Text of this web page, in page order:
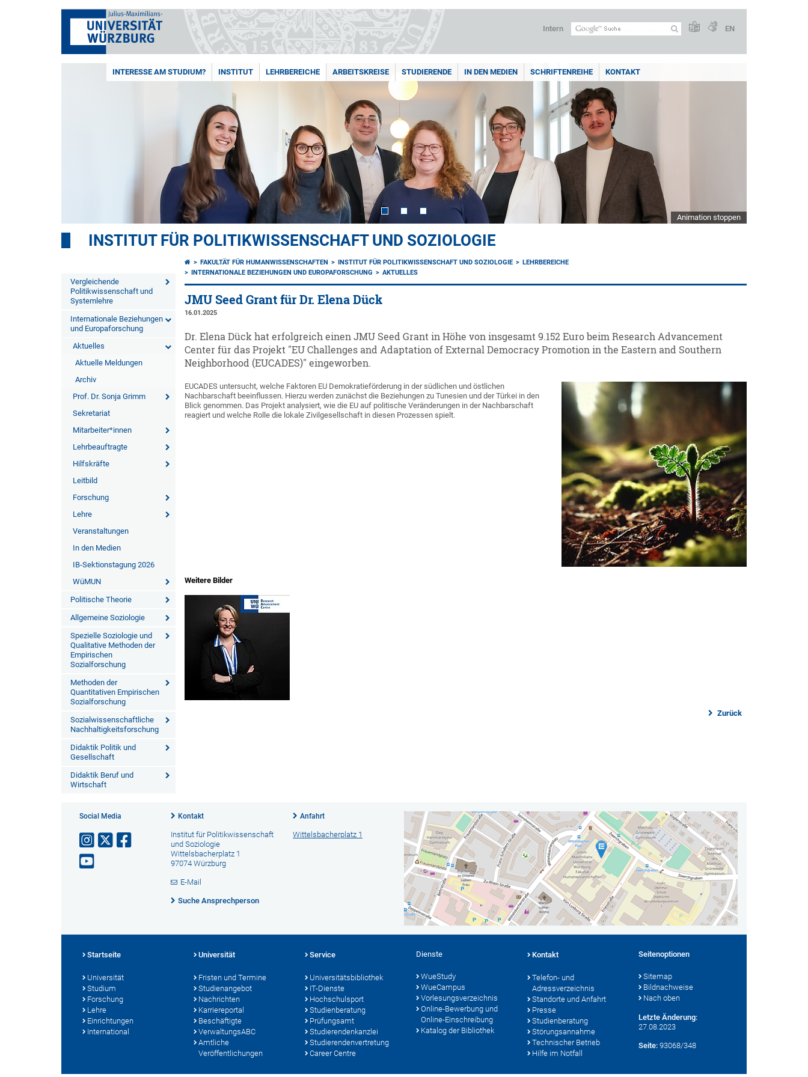
Intern EN
INTERESSE AM STUDIUM? INSTITUT LEHRBEREICHE ARBEITSKREISE STUDIERENDE IN DEN MEDIEN SCHRIFTENREIHE KONTAKT
Animation stoppen
INSTITUT FÜR POLITIKWISSENSCHAFT UND SOZIOLOGIE
Vergleichende
Politikwissenschaft und
Systemlehre
Internationale Beziehungen
und Europaforschung
Aktuelles
Aktuelle Meldungen
Archiv
Prof. Dr. Sonja Grimm
Sekretariat
Mitarbeiter*innen
Lehrbeauftragte
Hilfskräfte
Leitbild
Forschung
Lehre
Veranstaltungen
In den Medien
IB-Sektionstagung 2026
WüMUN
Politische Theorie
Allgemeine Soziologie
Spezielle Soziologie und
Qualitative Methoden der
Empirischen
Sozialforschung
Methoden der
Quantitativen Empirischen
Sozialforschung
Sozialwissenschaftliche
Nachhaltigkeitsforschung
Didaktik Politik und
Gesellschaft
Didaktik Beruf und
Wirtschaft
FAKULTÄT FÜR HUMANWISSENSCHAFTEN INSTITUT FÜR POLITIKWISSENSCHAFT UND SOZIOLOGIE
LEHRBEREICHE
INTERNATIONALE BEZIEHUNGEN UND EUROPAFORSCHUNG
AKTUELLES
JMU Seed Grant für Dr. Elena Dück
16.01.2025
Dr. Elena Dück hat erfolgreich einen JMU Seed Grant in Höhe von insgesamt 9.152 Euro beim Research Advancement
Center für das Projekt "EU Challenges and Adaptation of External Democracy Promotion in the Eastern and Southern
Neighborhood (EUCADES)" eingeworben.
EUCADES untersucht, welche Faktoren EU Demokratieförderung in der südlichen und östlichen
Nachbarschaft beeinflussen. Hierzu werden zunächst die Beziehungen zu Tunesien und der Türkei in den
Blick genommen. Das Projekt analysiert, wie die EU auf politische Veränderungen in der Nachbarschaft
reagiert und welche Rolle die lokale Zivilgesellschaft in diesen Prozessen spielt.
Weitere Bilder
Zurück
Social Media Kontakt
Institut für Politikwissenschaft
und Soziologie
Wittelsbacherplatz 1
97074 Würzburg
E-Mail
Suche Ansprechperson
Anfahrt
Wittelsbacherplatz 1
Startseite
Universität
Studium
Forschung
Lehre
Einrichtungen
International
Universität
Fristen und Termine
Studienangebot
Nachrichten
Karriereportal
Beschäftigte
VerwaltungsABC
Amtliche
Veröffentlichungen
Service
Universitätsbibliothek
IT-Dienste
Hochschulsport
Studienberatung
Prüfungsamt
Studierendenkanzlei
Studierendenvertretung
Career Centre
Dienste
WueStudy
WueCampus
Vorlesungsverzeichnis
Online-Bewerbung und
Online-Einschreibung
Katalog der Bibliothek
Kontakt
Telefon- und
Adressverzeichnis
Standorte und Anfahrt
Presse
Studienberatung
Störungsannahme
Technischer Betrieb
Hilfe im Notfall
Seitenoptionen
Sitemap
Bildnachweise
Nach oben
Letzte Änderung:
27.08.2023
Seite: 93068/348